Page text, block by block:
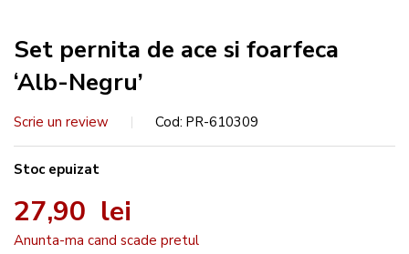
Set pernita de ace si foarfeca
‘Alb-Negru’
Scrie un review Cod PR-610309
Stoc epuizat
27,90 lei
Anunta-ma cand scade pretul